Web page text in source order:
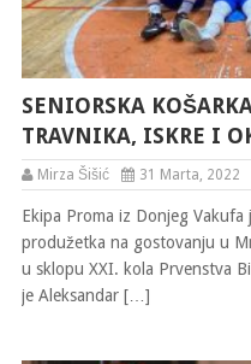
SENIORSKA
TRAVNIKA, ISKRE I
Mirza Šišić 31 Marta, 2022
Ekipa Proma iz Donjeg
produžetka na gostovanju u
u sklopu XXI. kola Prvenstva
je Aleksandar […]